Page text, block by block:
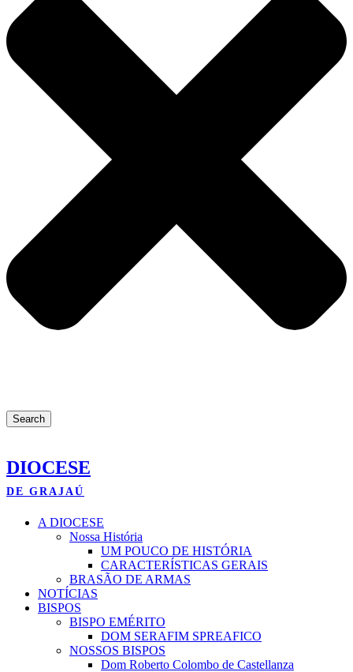
Search
DIOCESE
DE GRAJAÚ
A DIOCESE
Nossa História
UM POUCO DE HISTÓRIA
CARACTERÍSTICAS GERAIS
BRASÃO DE ARMAS
NOTÍCIAS
BISPOS
BISPO EMÉRITO
DOM SERAFIM SPREAFICO
NOSSOS BISPOS
Dom Roberto Colombo de Castellanza